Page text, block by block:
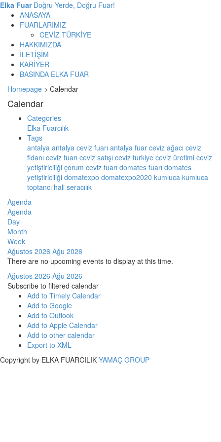
Elka Fuar Doğru Yerde, Doğru Fuar!
ANASAYA
FUARLARIMIZ
CEVİZ TÜRKİYE
HAKKIMIZDA
İLETİŞİM
KARİYER
BASINDA ELKA FUAR
Homepage > Calendar
Calendar
Categories
Elka Fuarcılık
Tags
antalya antalya ceviz fuarı antalya fuar ceviz ağacı ceviz
fidanı ceviz fuarı ceviz satışı ceviz turkiye ceviz üretimi ceviz
yetiştiriciliği çorum ceviz fuarı domates fuarı domates
yetiştiriciliği domatexpo domatexpo2020 kumluca kumluca
toptancı hali seracılık
Agenda
Agenda
Day
Month
Week
Ağustos 2026 Ağu 2026
There are no upcoming events to display at this time.
Ağustos 2026 Ağu 2026
Subscribe to filtered calendar
Add to Timely Calendar
Add to Google
Add to Outlook
Add to Apple Calendar
Add to other calendar
Export to XML
Copyright by ELKA FUARCILIK YAMAÇ GROUP